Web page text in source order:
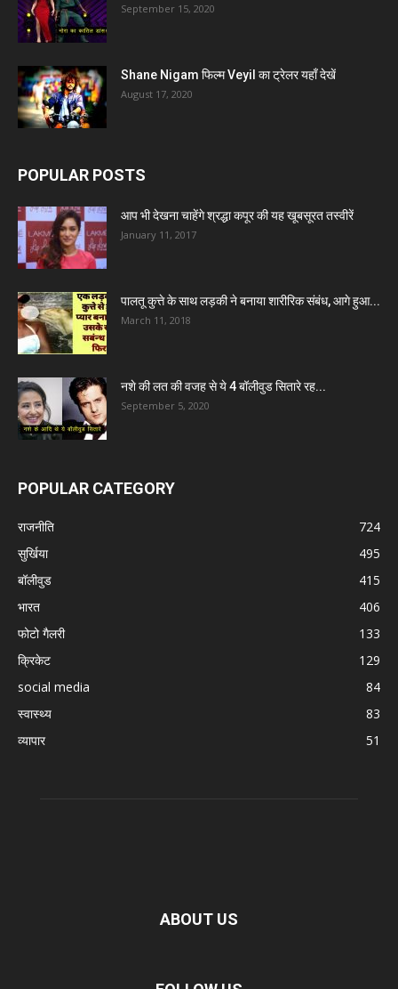
September 15, 2020
Shane Nigam फिल्म Veyil का ट्रेलर यहाँ देखें
August 17, 2020
POPULAR POSTS
आप भी देखना चाहेंगे श्रद्धा कपूर की यह खूबसूरत तस्वीरें
January 11, 2017
पालतू कुत्ते के साथ लड़की ने बनाया शारीरिक संबंध, आगे हुआ...
March 11, 2018
नशे की लत की वजह से ये 4 बॉलीवुड सितारे रह...
September 5, 2020
POPULAR CATEGORY
राजनीति
724
सुर्खिया
495
बॉलीवुड
415
भारत
406
फोटो गैलरी
133
क्रिकेट
129
social media
84
स्वास्थ्य
83
व्यापार
51
ABOUT US